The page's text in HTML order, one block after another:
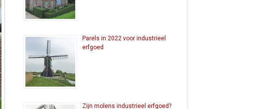
Parels in 2022 voor industrieel
erfgoed
Zijn molens industrieel erfgoed?